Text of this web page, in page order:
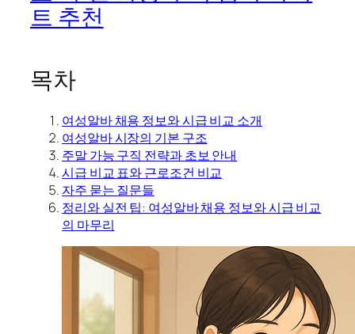
트 추천
목차
여성알바 채용 정보와 시급 비교 소개
여성알바 시장의 기본 구조
주말 가능 구직 전략과 초보 안내
시급 비교 표와 근로조건 비교
자주 묻는 질문들
정리와 실전 팁: 여성알바 채용 정보와 시급 비교
의 마무리